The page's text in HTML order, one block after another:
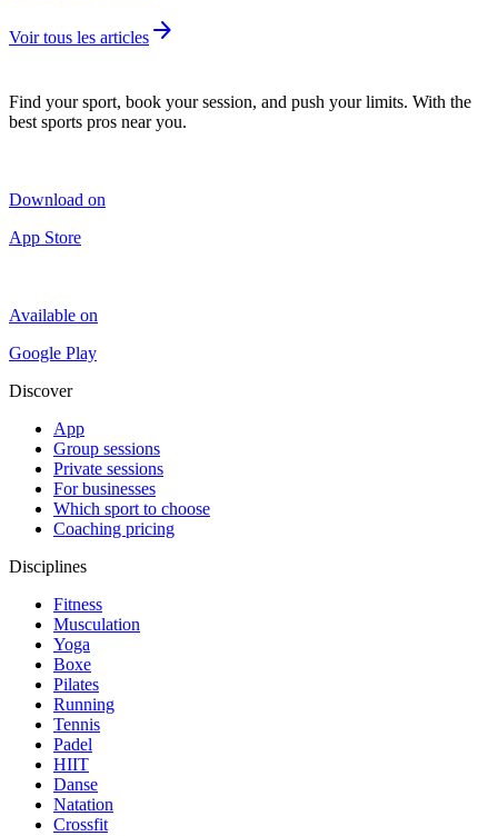
Voir tous les articles arrow_forward
Find your sport, book your session, and push your limits. With the
best sports pros near you.
Download on
App Store
Available on
Google Play
Discover
App
Group sessions
Private sessions
For businesses
Which sport to choose
Coaching pricing
Disciplines
Fitness
Musculation
Yoga
Boxe
Pilates
Running
Tennis
Padel
HIIT
Danse
Natation
Crossfit